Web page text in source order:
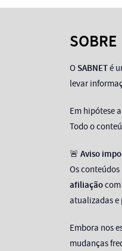
SOBRE
O SABNETé
levar
Em hipótese
Todo o
🚨 Aviso
Os
afiliação
atualizadas e
Embora nos
mudanças